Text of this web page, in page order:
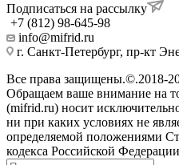
Подписаться на рассылку
+7 (812) 98-645-98
info@mifrid.ru
г. Санкт-Петербург, пр-кт
Все права защищены.©.2018-
Обращаем ваше внимание на
(mifrid.ru) носит
ни при каких условиях не
определяемой положениями
кодекса Российской